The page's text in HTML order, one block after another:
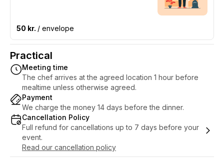
50 kr. / envelope
Practical
Meeting time
The chef arrives at the agreed location 1 hour before
mealtime unless otherwise agreed.
Payment
We charge the money 14 days before the dinner.
Cancellation Policy
Full refund for cancellations up to 7 days before your
event.
Read our cancellation policy